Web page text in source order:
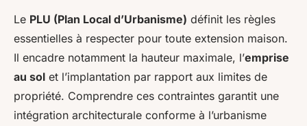
Le PLU (Plan Local d’Urbanisme) définit les règles
essentielles à respecter pour toute extension maison.
Il encadre notamment la hauteur maximale, l’emprise
au sol et l’implantation par rapport aux limites de
propriété. Comprendre ces contraintes garantit une
intégration architecturale conforme à l’urbanisme